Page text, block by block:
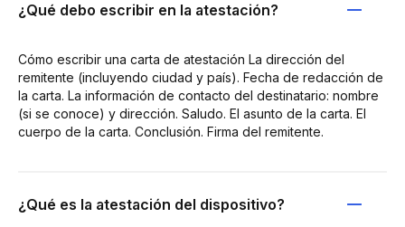
¿Qué debo escribir en la atestación?
Cómo escribir una carta de atestación La dirección del
remitente (incluyendo ciudad y país). Fecha de redacción de
la carta. La información de contacto del destinatario: nombre
(si se conoce) y dirección. Saludo. El asunto de la carta. El
cuerpo de la carta. Conclusión. Firma del remitente.
¿Qué es la atestación del dispositivo?